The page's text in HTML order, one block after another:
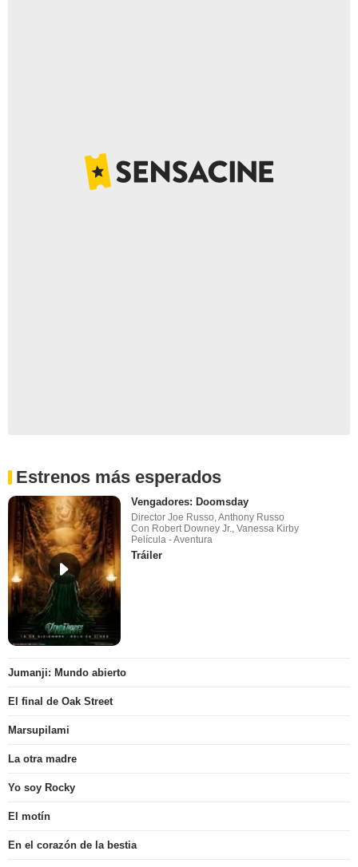
Estrenos más esperados
Vengadores: Doomsday
Director Joe Russo, Anthony Russo
Con Robert Downey Jr., Vanessa Kirby
Película - Aventura
Tráiler
Jumanji: Mundo abierto
El final de Oak Street
Marsupilami
La otra madre
Yo soy Rocky
El motín
En el corazón de la bestia